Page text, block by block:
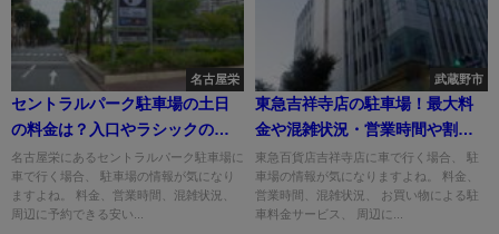
名古屋栄
セントラルパーク駐車場の土日
の料金は？入口やラシックの割
引は？
名古屋栄にあるセントラルパーク駐車場に
車で行く場合、 駐車場の情報が気になり
ますよね。 料金、営業時間、混雑状況、
周辺に予約できる安い...
武蔵野市
東急吉祥寺店の駐車場！最大料
金や混雑状況・営業時間や割引
は？
東急百貨店吉祥寺店に車で行く場合、 駐
車場の情報が気になりますよね。 料金、
営業時間、混雑状況、 お買い物による駐
車料金サービス、 周辺に...